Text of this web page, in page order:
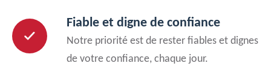
Fiable et digne de confiance
Notre priorité est de rester fiables et dignes
de votre confiance, chaque jour.